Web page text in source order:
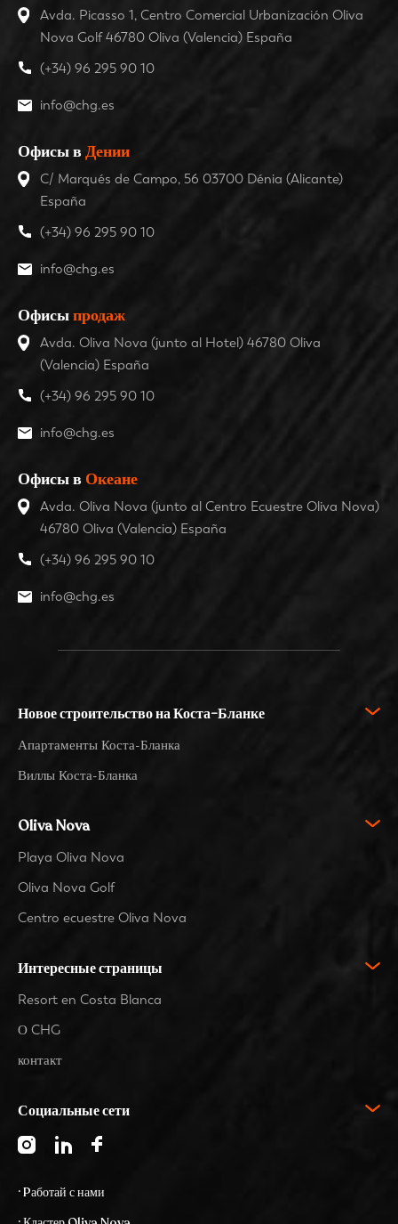
Avda. Picasso 1, Centro Comercial Urbanización Oliva
Nova Golf 46780 Oliva (Valencia) España
(+34) 96 295 90 10
info@chg.es
Офисы вДении
C/ Marqués de Campo, 56 03700 Dénia (Alicante)
España
(+34) 96 295 90 10
info@chg.es
Офисыпродаж
Avda. Oliva Nova (junto al Hotel) 46780 Oliva
(Valencia) España
(+34) 96 295 90 10
info@chg.es
Офисы вОкеане
Avda. Oliva Nova (junto al Centro Ecuestre Oliva Nova)
46780 Oliva (Valencia) España
(+34) 96 295 90 10
info@chg.es
Новое строительство на Коста-Бланке
Апартаменты Коста-Бланка
Виллы Коста-Бланка
Oliva Nova
Playa Oliva Nova
Oliva Nova Golf
Centro ecuestre Oliva Nova
Интересные страницы
Resort en Costa Blanca
О CHG
контакт
Социальные сети
· Pаботай с нами